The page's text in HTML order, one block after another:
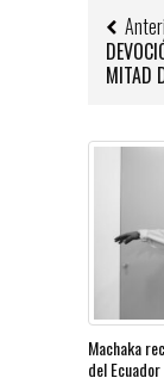
MITAD
Machaka
del